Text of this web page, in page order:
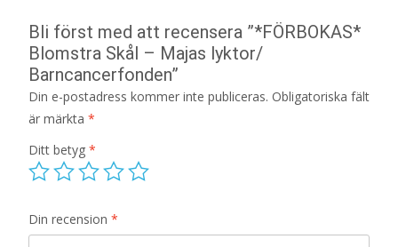
Bli först med att recensera ”*FÖRBOKAS*
Blomstra Skål – Majas lyktor/
Barncancerfonden”
Din e-postadress kommer inte publiceras. Obligatoriska fält
är märkta *
Ditt betyg *
Din recension *